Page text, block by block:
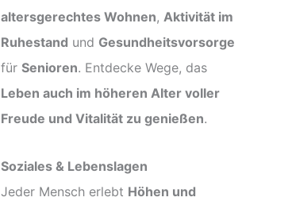
altersgerechtes Wohnen, Aktivität im
Ruhestand und Gesundheitsvorsorge
für Senioren. Entdecke Wege, das
Leben auch im höheren Alter voller
Freude und Vitalität zu genießen.
Soziales & Lebenslagen
Jeder Mensch erlebt Höhen und